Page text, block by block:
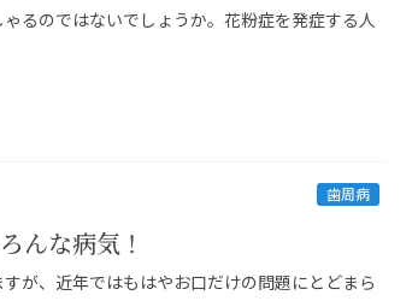
るのではないでしょうか。花粉症を発症する人
歯周病
んな病気！
が、近年ではもはやお口だけの問題にとどまら